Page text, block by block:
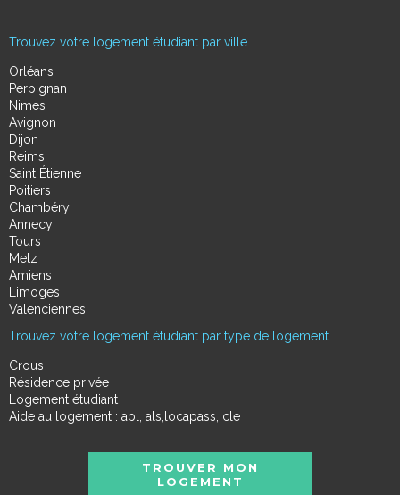
Trouvez votre logement étudiant par ville
Orléans
Perpignan
Nimes
Avignon
Dijon
Reims
Saint Étienne
Poitiers
Chambéry
Annecy
Tours
Metz
Amiens
Limoges
Valenciennes
Trouvez votre logement étudiant par type de logement
Crous
Résidence privée
Logement étudiant
Aide au logement : apl, als,locapass, cle
TROUVER MON
LOGEMENT